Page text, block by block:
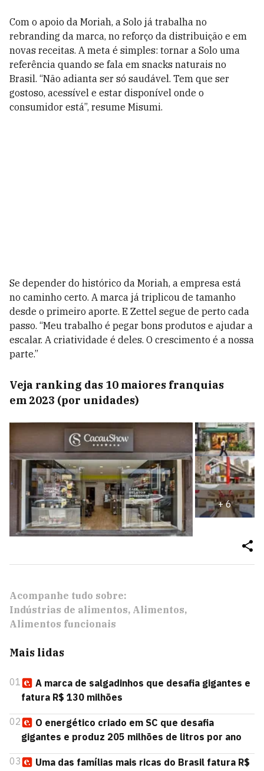
Com o apoio da Moriah, a Solo já trabalha no
rebranding da marca, no reforço da distribuição e em
novas receitas. A meta é simples: tornar a Solo uma
referência quando se fala em snacks naturais no
Brasil. “Não adianta ser só saudável. Tem que ser
gostoso, acessível e estar disponível onde o
consumidor está”, resume Misumi.
Se depender do histórico da Moriah, a empresa está
no caminho certo. A marca já triplicou de tamanho
desde o primeiro aporte. E Zettel segue de perto cada
passo. “Meu trabalho é pegar bons produtos e ajudar a
escalar. A criatividade é deles. O crescimento é a nossa
parte.”
Veja ranking das 10 maiores franquias
em 2023 (por unidades)
+6
Acompanhe tudo sobre:
Indústrias de alimentos Alimentos
Alimentos funcionais
Mais lidas
01
A marca de salgadinhos que desafia gigantes e
fatura R$ 130 milhões
02
O energético criado em SC que desafia
gigantes e produz 205 milhões de litros por ano
03
Uma das famílias mais ricas do Brasil fatura R$